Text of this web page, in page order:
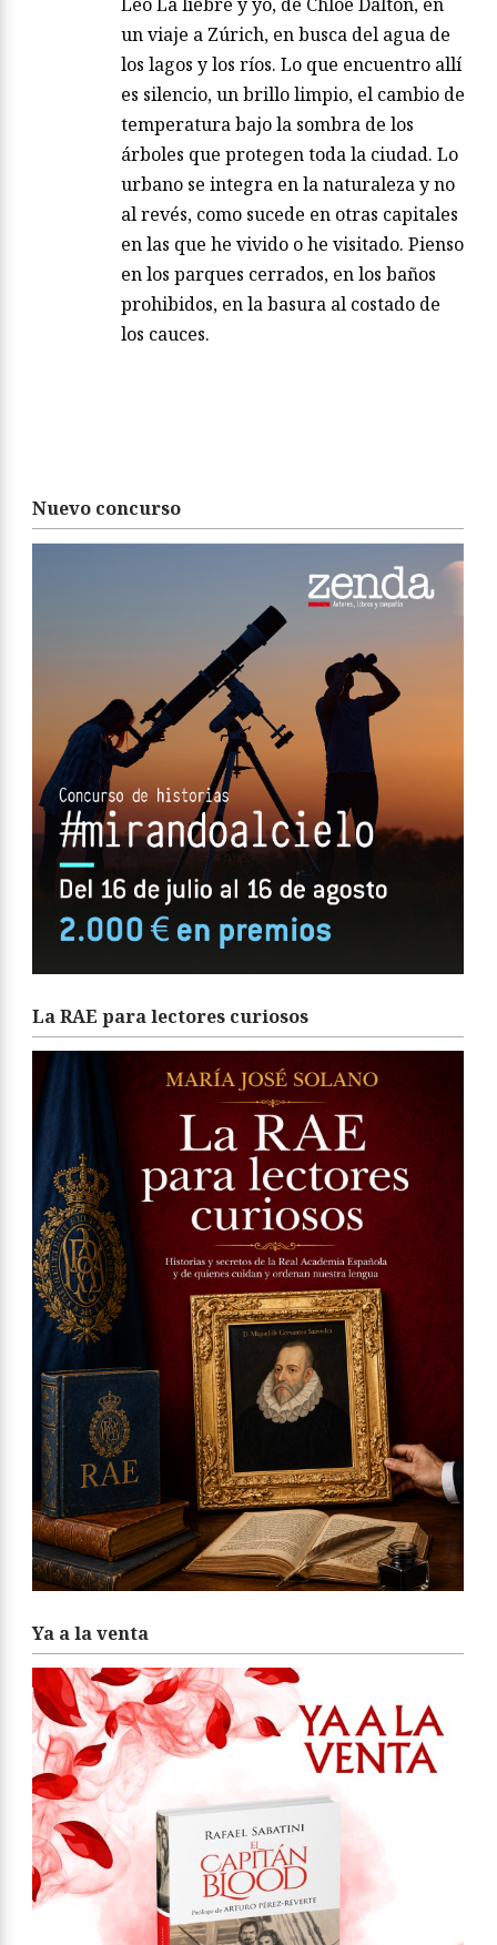
Leo La liebre y yo, de Chloe Dalton, en
un viaje a Zúrich, en busca del agua de
los lagos y los ríos. Lo que encuentro allí
es silencio, un brillo limpio, el cambio de
temperatura bajo la sombra de los
árboles que protegen toda la ciudad. Lo
urbano se integra en la naturaleza y no
al revés, como sucede en otras capitales
en las que he vivido o he visitado. Pienso
en los parques cerrados, en los baños
prohibidos, en la basura al costado de
los cauces.
Nuevo concurso
La RAE para lectores curiosos
Ya a la venta